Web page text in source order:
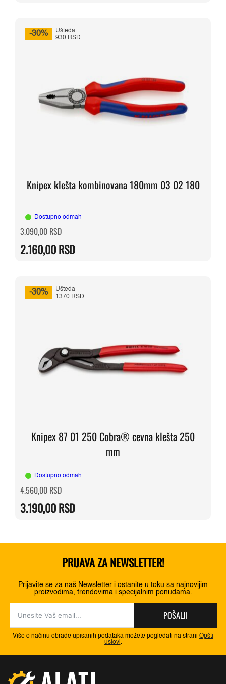
-30%
Ušteda
930 RSD
Knipex klešta kombinovana 180mm 03 02 180
Dostupno odmah
3.090,00RSDOriginalna
cena
bila:
3.090,00 RSD.
2.160,00RSD
Trenutna
cena
2.160,00 RSD.
-30%
Ušteda
1370 RSD
Knipex 87 01 250 Cobra® cevna klešta 250
mm
Dostupno odmah
4.560,00RSDOriginalna
cena
bila:
4.560,00 RSD.
3.190,00RSD
Trenutna
cena
3.190,00 RSD.
PRIJAVA ZA NEWSLETTER!
Prijavite se za naš Newsletter i ostanite u toku sa najnovijim
proizvodima, trendovima i specijalnim ponudama.
POŠALJI
Više o načinu obrade upisanih podataka možete pogledati na strani Opšti
uslovi.